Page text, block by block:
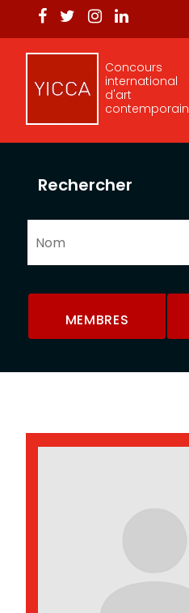
Concours
international
d'art
contemporain
Rechercher
MEMBRES